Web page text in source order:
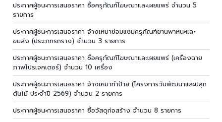
ประกาศผู้ชนะการเสนอราคา ซื้อครุภัณฑ์โฆษณาและเผยแพร่ จำนวน 5
รายการ
ประกาศผู้ชนะการเสนอราคา จ้างเหมาซ่อมแซมครุภัณฑ์ยานพาหนะและ
ขนส่ง (ประเภทรถราง) จำนวน 3 รายการ
ประกาศผู้ชนะการเสนอราคา ซื้อครุภัณฑ์โฆษณาและเผยแพร่ (เครื่องฉาย
ภาพโปรเจคเตอร์) จำนวน 10 เครื่อง
ประกาศผู้ชนะการเสนอราคา จ้างเหมาทำป้าย (โครงการวันพัฒนาและปลุก
ต้นไม้ ประจำปี 2569) จำนวน 2 รายการ
ประกาศผู้ชนะการเสนอราคา ซื้อวัสดุก่อสร้าง จำนวน 8 รายการ